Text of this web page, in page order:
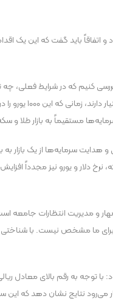
و اتفاقاً باید گفت که این یک
کنیم که در شرایط فعلی، چه
توانایی مالی لازم برای خرید این هزار یورو را دارند. در
مستقیماً به بازار طلا و
سرمایه‌ها از یک بازار به
دلار و یورو نیز مجدداً افزایش
و مدیریت انتظارات جامعه
برای ما مشخص نیست. با
با توجه به رقم بالای معادل
می‌رود نتایج نشان دهد که این